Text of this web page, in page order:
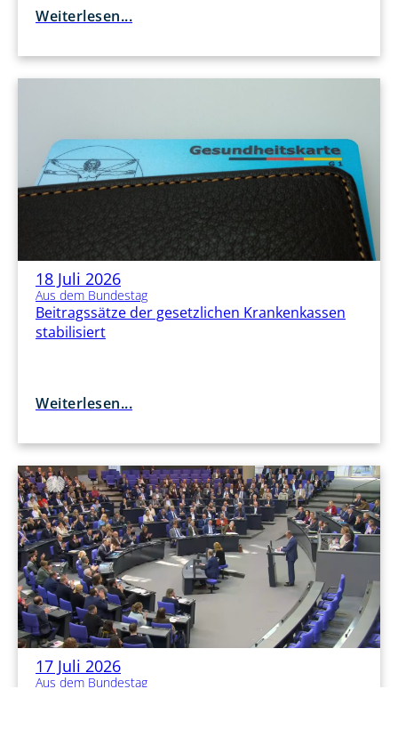
Weiterlesen...
18 Juli 2026
Aus dem Bundestag
Beitragssätze der gesetzlichen Krankenkassen
stabilisiert
Weiterlesen...
17 Juli 2026
Aus dem Bundestag